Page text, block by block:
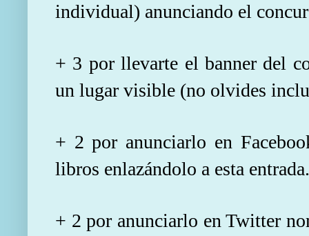
individual) anunciando el
+ 3 por llevarte el banner del
un lugar visible (no olvides
+ 2 por anunciarlo en
libros enlazándolo a esta entrada.
+ 2 por anunciarlo en Twitter